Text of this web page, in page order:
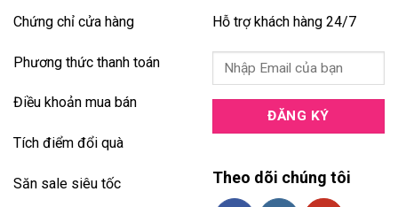
Chứng chỉ cửa hàng
Phương thức thanh toán
Điều khoản mua bán
Tích điểm đổi quà
Săn sale siêu tốc
Hỗ trợ khách hàng 24/7
Theo dõi chúng tôi